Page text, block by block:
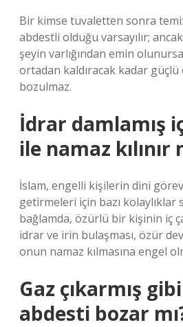
Bir kimse tuvaletten sonra
abdestli olduğu varsayılır;
şeyin varlığından emin
ortadan kaldıracak kadar
bozulmaz.
İdrar damlamış
ile namaz kılınır
İslam, engelli kişilerin dini
getirmeleri için bazı kolaylıklar
bağlamda, özürlü bir kişinin iç
idrar ve irin bulaşması, özür
onun namaz kılmasına engel
Gaz çıkarmış
abdesti bozar